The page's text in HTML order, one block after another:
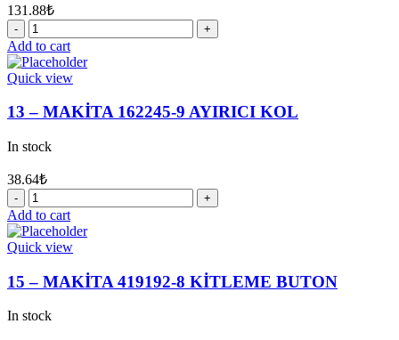
131.88₺
23
-
MAKİTA
227109-
KAVRAMA
DİŞLİ
quantity
Add to cart
Quick view
13 – MAKİTA 162245-9 AYIRICI KOL
In stock
38.64₺
13
-
MAKİTA
162245-
AYIRICI
KOL
quantity
Add to cart
Quick view
15 – MAKİTA 419192-8 KİTLEME BUTON
In stock